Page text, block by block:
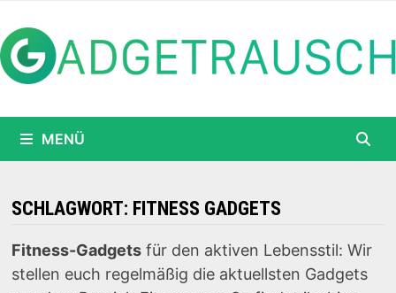
Inhalt
springen
MENÜ
SCHLAGWORT: FITNESS GADGETS
Fitness-Gadgetsfür den aktiven Lebensstil: Wir
stellen euch regelmäßig die aktuellsten Gadgets